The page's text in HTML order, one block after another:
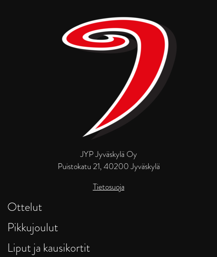
JYP Jyväskylä Oy
Puistokatu 21, 40200 Jyväskylä
Tietosuoja
Ottelut
Pikkujoulut
Liput ja kausikortit